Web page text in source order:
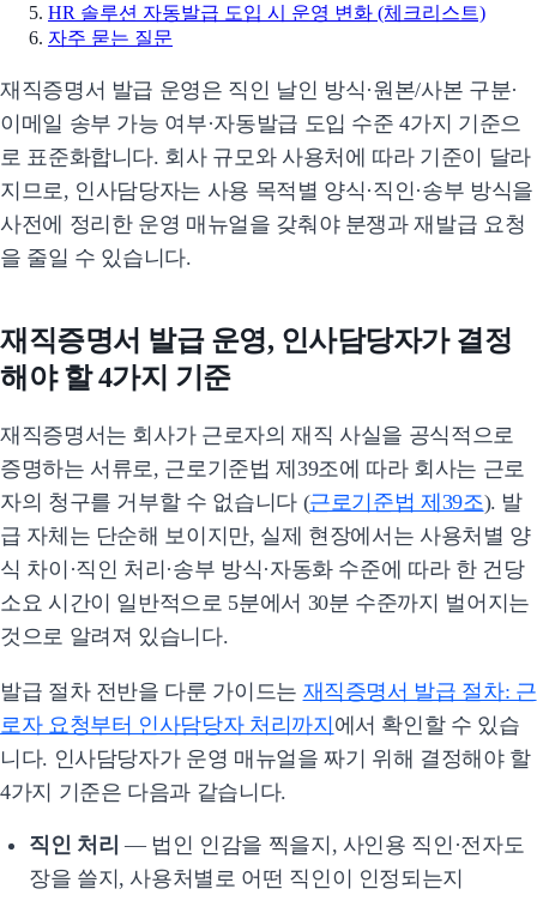
HR 솔루션 자동발급 도입 시 운영 변화 (체크리스트)
자주 묻는 질문
재직증명서 발급 운영은 직인 날인 방식·원본/사본 구분·
이메일 송부 가능 여부·자동발급 도입 수준 4가지 기준으
로 표준화합니다. 회사 규모와 사용처에 따라 기준이 달라
지므로, 인사담당자는 사용 목적별 양식·직인·송부 방식을
사전에 정리한 운영 매뉴얼을 갖춰야 분쟁과 재발급 요청
을 줄일 수 있습니다.
재직증명서 발급 운영, 인사담당자가 결정
해야 할 4가지 기준
재직증명서는 회사가 근로자의 재직 사실을 공식적으로
증명하는 서류로, 근로기준법 제39조에 따라 회사는 근로
자의 청구를 거부할 수 없습니다 (근로기준법 제39조). 발
급 자체는 단순해 보이지만, 실제 현장에서는 사용처별 양
식 차이·직인 처리·송부 방식·자동화 수준에 따라 한 건당
소요 시간이 일반적으로 5분에서 30분 수준까지 벌어지는
것으로 알려져 있습니다.
발급 절차 전반을 다룬 가이드는 재직증명서 발급 절차: 근
로자 요청부터 인사담당자 처리까지 에서 확인할 수 있습
니다. 인사담당자가 운영 매뉴얼을 짜기 위해 결정해야 할
4가지 기준은 다음과 같습니다.
직인 처리 — 법인 인감을 찍을지, 사인용 직인·전자도
장을 쓸지, 사용처별로 어떤 직인이 인정되는지